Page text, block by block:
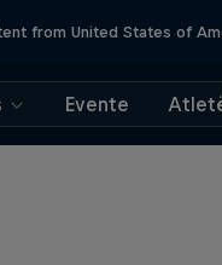
from United States of
Evente